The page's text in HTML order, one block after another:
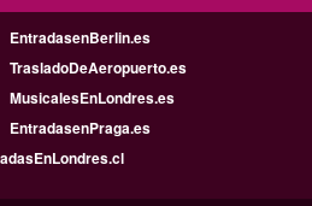
EntradasenBerlin.es
TrasladoDeAeropuerto.es
MusicalesEnLondres.es
EntradasenPraga.es